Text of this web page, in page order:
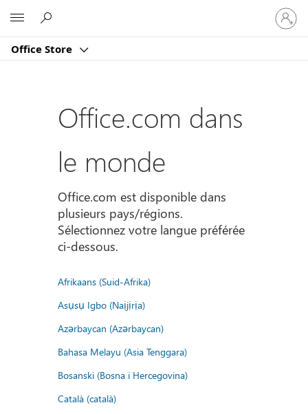
Office Store
vous
à
compte
Office.com dans
le monde
Office.com est disponible dans
plusieurs pays/régions.
Sélectionnez votre langue préférée
ci-dessous.
Afrikaans (Suid-Afrika)
Asụsụ Igbo (Naịjịrịa)
Azərbaycan (Azərbaycan)
Bahasa Melayu (Asia Tenggara)
Bosanski (Bosna i Hercegovina)
Català (català)